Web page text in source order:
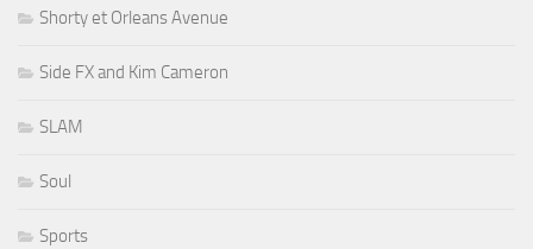
Shorty et Orleans Avenue
Side FX and Kim Cameron
SLAM
Soul
Sports